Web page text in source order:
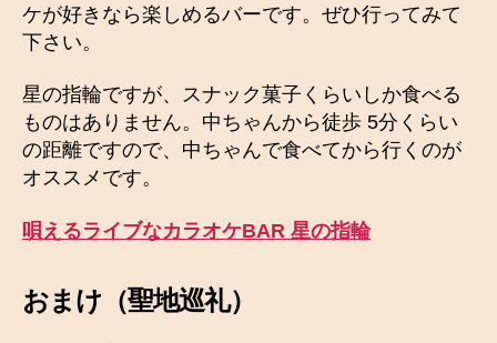
ケが好きなら楽しめるバーです。ぜひ行ってみて
下さい。
星の指輪ですが、スナック菓子くらいしか食べる
ものはありません。中ちゃんから徒歩 5分くらい
の距離ですので、中ちゃんで食べてから行くのが
オススメです。
唄えるライブなカラオケBAR 星の指輪
おまけ（聖地巡礼）